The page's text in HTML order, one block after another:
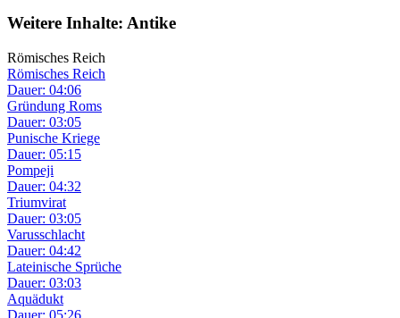
Weitere Inhalte: Antike
Römisches Reich
Römisches Reich
Dauer: 04:06
Gründung Roms
Dauer: 03:05
Punische Kriege
Dauer: 05:15
Pompeji
Dauer: 04:32
Triumvirat
Dauer: 03:05
Varusschlacht
Dauer: 04:42
Lateinische Sprüche
Dauer: 03:03
Aquädukt
Dauer: 05:26